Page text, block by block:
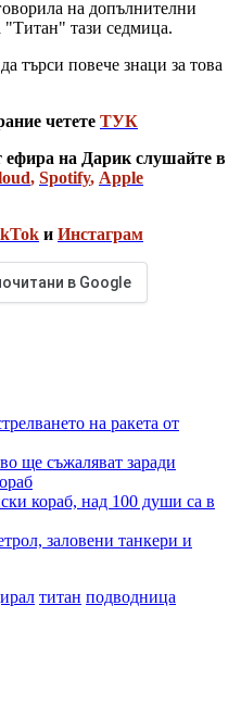
на допълнителни
"Титан" тази седмица.
търси повече знаци за това
четете ТУК
ефира на Дарик слушайте в
, Spotify, Apple
и Инстаграм
в Google
на ракета от
ще съжаляват заради
кораб, над 100 души са в
заловени танкери и
титан подводница